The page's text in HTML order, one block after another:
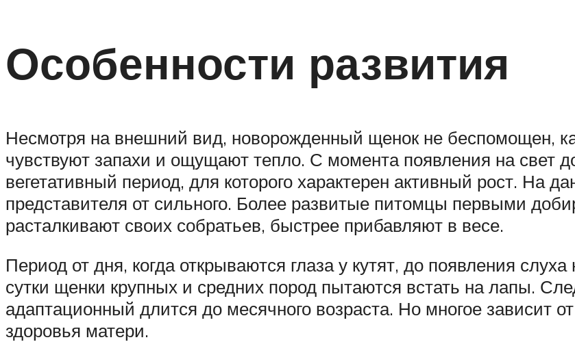
Особенности развития
Несмотря на внешний вид, новорожденный щенок не беспомощен,
чувствуют запахи и ощущают тепло. С момента появления на свет
вегетативный период, для которого характерен активный рост. На
представителя от сильного. Более развитые питомцы первыми
расталкивают своих собратьев, быстрее прибавляют в весе.
Период от дня, когда открываются глаза у кутят, до появления
сутки щенки крупных и средних пород пытаются встать на лапы.
адаптационный длится до месячного возраста. Но многое зависит
здоровья матери.